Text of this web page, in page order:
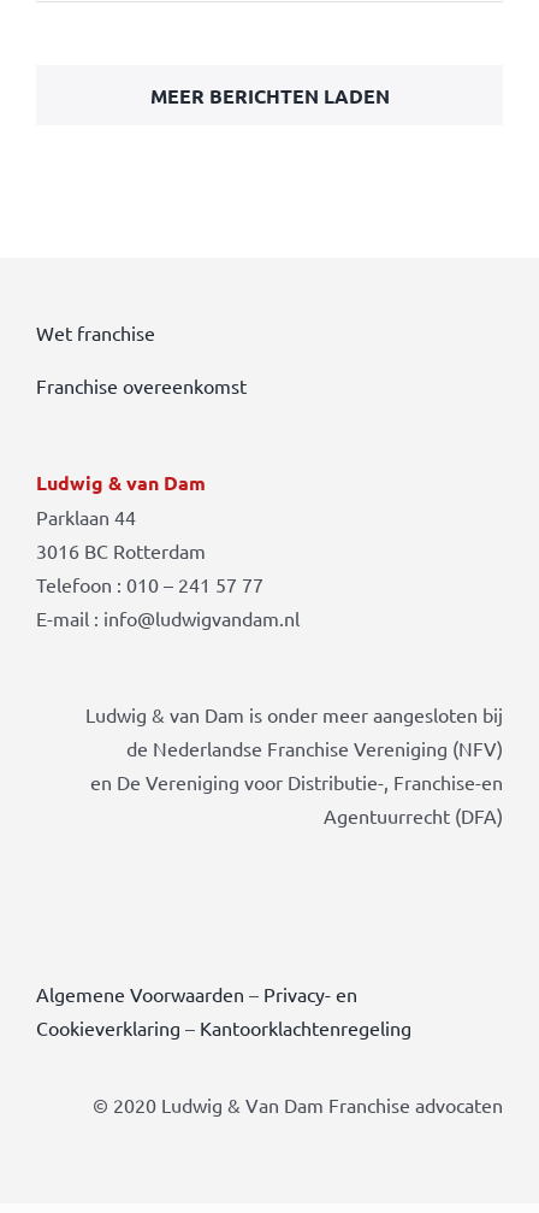
MEER BERICHTEN LADEN
Wet franchise
Franchise overeenkomst
Ludwig & van Dam
Parklaan 44
3016 BC Rotterdam
Telefoon : 010 – 241 57 77
E-mail : info@ludwigvandam.nl
Ludwig & van Dam is onder meer aangesloten bij
de Nederlandse Franchise Vereniging (NFV)
en De Vereniging voor Distributie-, Franchise-en
Agentuurrecht (DFA)
Algemene Voorwaarden – Privacy- en
Cookieverklaring – Kantoorklachtenregeling
© 2020 Ludwig & Van Dam Franchise advocaten